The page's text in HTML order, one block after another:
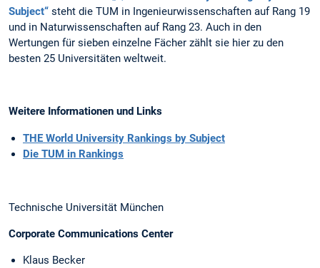
Subject“ steht die TUM in Ingenieurwissenschaften auf Rang 19
und in Naturwissenschaften auf Rang 23. Auch in den
Wertungen für sieben einzelne Fächer zählt sie hier zu den
besten 25 Universitäten weltweit.
Weitere Informationen und Links
THE World University Rankings by Subject
Die TUM in Rankings
Technische Universität München
Corporate Communications Center
Klaus Becker